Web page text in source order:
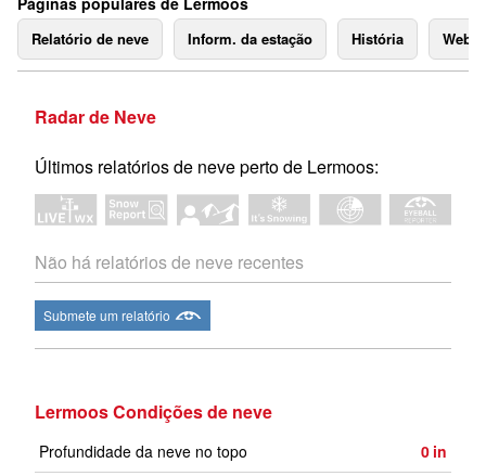
Relatório de neve Inform. da estação História
Radar de Neve
Últimos relatórios de neve perto de Lermoos:
Não há relatórios de neve recentes
Submete um relatório
Lermoos Condições de neve
Profundidade da neve no topo 0 in